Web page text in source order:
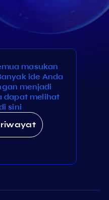
masukan
ide Anda
menjadi
dapat melihat
sini